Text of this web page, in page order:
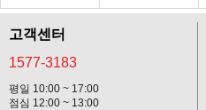
고객센터
1577-3183
평일 10:00 ~ 17:00
점심 12:00 ~ 13:00